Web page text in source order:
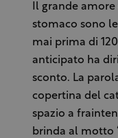
Il grande
stomaco sono
mai prima di
anticipato ha
sconto. La
copertina del
spazio a
brinda al motto